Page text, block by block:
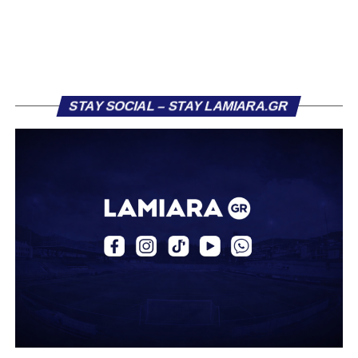
«Ο Α.Ο. Σαρωνικός Αναβύσσου ανακοινώνει την
περσινή σεζόν πραγματοποίησε γεμάτη χρονιά στη Γ’
Στο παρελθόν αγωνίστηκε στην ΑΕΚ Β’, με την οποία
κατέγραψε 10 συμμετοχές στη Super League 2, καθώς
επίσης σε Εθνικό και Ζάκυνθο. Ξεκίνησε την καριέρα του
STAY SOCIAL – STAY LAMIARA.GR